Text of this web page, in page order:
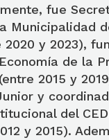
fue
Municipalidad
2020 y 2023),
de la
2015 y
y
del
y 2015).